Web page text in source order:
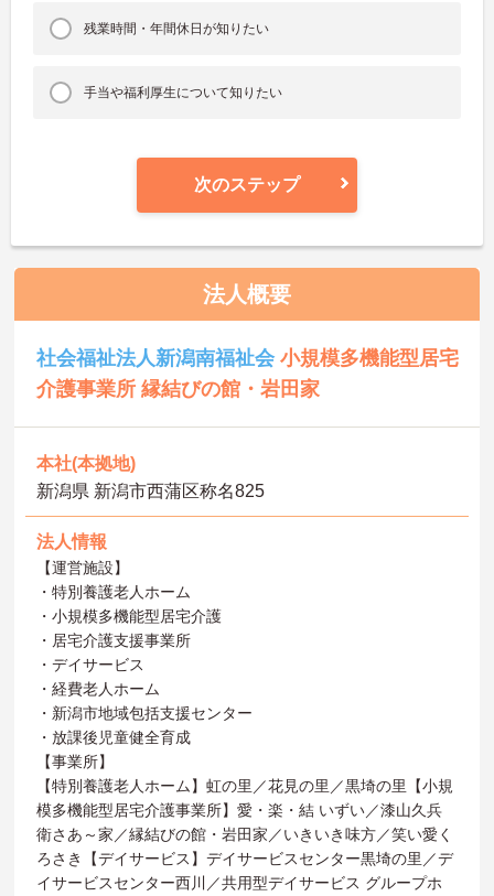
残業時間・年間休日が知りたい
手当や福利厚生について知りたい
次のステップ
法人概要
社会福祉法人新潟南福祉会小規模多機能型居宅
介護事業所 縁結びの館・岩田家
本社(本拠地)
新潟県 新潟市西蒲区称名825
法人情報
【運営施設】
・特別養護老人ホーム
・小規模多機能型居宅介護
・居宅介護支援事業所
・デイサービス
・経費老人ホーム
・新潟市地域包括支援センター
・放課後児童健全育成
【事業所】
【特別養護老人ホーム】虹の里／花見の里／黒埼の里【小規
模多機能型居宅介護事業所】愛・楽・結 いずい／漆山久兵
衛さあ～家／縁結びの館・岩田家／いきいき味方／笑い愛く
ろさき【デイサービス】デイサービスセンター黒埼の里／デ
イサービスセンター西川／共用型デイサービス グループホ